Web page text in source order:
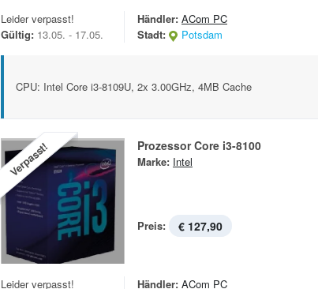
Leider verpasst!
Gültig: 13.05. - 17.05.
Händler: ACom PC
Stadt:
Potsdam
CPU: Intel Core i3-8109U, 2x 3.00GHz, 4MB Cache
Verpasst! Prozessor Core i3-8100
Marke: Intel
Preis: € 127,90
Leider verpasst!
Händler: ACom PC